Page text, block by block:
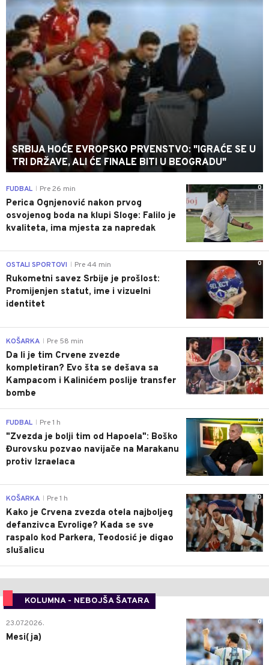
SRBIJA HOĆE EVROPSKO PRVENSTVO: "IGRAĆE SE U
TRI DRŽAVE, ALI ĆE FINALE BITI U BEOGRADU"
0
FUDBAL Pre 26 min
Perica Ognjenović nakon prvog
osvojenog boda na klupi Sloge: Falilo je
kvaliteta, ima mjesta za napredak
0
OSTALI SPORTOVI Pre 44 min
Rukometni savez Srbije je prošlost:
Promijenjen statut, ime i vizuelni
identitet
0
KOŠARKA Pre 58 min
Da li je tim Crvene zvezde
kompletiran? Evo šta se dešava sa
Kampacom i Kalinićem poslije transfer
bombe
0
FUDBAL Pre 1 h
"Zvezda je bolji tim od Hapoela": Boško
Đurovsku pozvao navijače na Marakanu
protiv Izraelaca
0
KOŠARKA Pre 1 h
Kako je Crvena zvezda otela najboljeg
defanzivca Evrolige? Kada se sve
raspalo kod Parkera, Teodosić je digao
slušalicu
KOLUMNA - NEBOJŠA ŠATARA
0
23.07.2026.
Mesi(ja)